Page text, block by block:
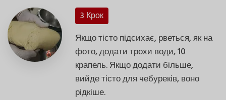
3 Крок
Якщо тісто підсихає, рветься, як на
фото, додати трохи води, 10
крапель. Якщо додати більше,
вийде тісто для чебуреків, воно
рідкіше.